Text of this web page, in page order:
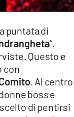
puntata di
“.
Questo e
con
. Al centro
boss e
di pentirsi